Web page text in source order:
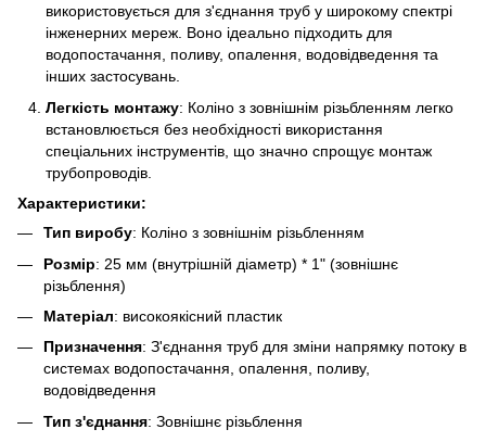
використовується для з'єднання труб у широкому спектрі
інженерних мереж. Воно ідеально підходить для
водопостачання, поливу, опалення, водовідведення та
інших застосувань.
Легкість монтажу: Коліно з зовнішнім різьбленням легко
встановлюється без необхідності використання
спеціальних інструментів, що значно спрощує монтаж
трубопроводів.
Характеристики:
Тип виробу: Коліно з зовнішнім різьбленням
Розмір: 25 мм (внутрішній діаметр) * 1" (зовнішнє
різьблення)
Матеріал: високоякісний пластик
Призначення: З'єднання труб для зміни напрямку потоку в
системах водопостачання, опалення, поливу,
водовідведення
Тип з'єднання: Зовнішнє різьблення